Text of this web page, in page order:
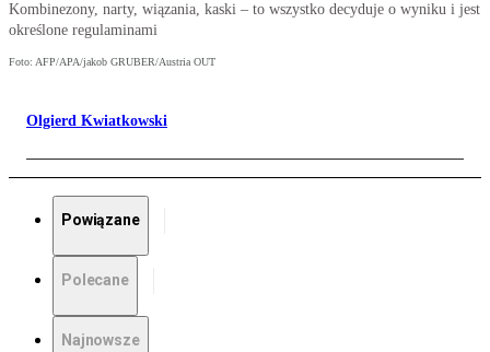
Kombinezony, narty, wiązania, kaski – to wszystko decyduje o wyniku i jest
określone regulaminami
Foto: AFP/APA/jakob GRUBER/Austria OUT
Olgierd Kwiatkowski
Powiązane
Polecane
Najnowsze